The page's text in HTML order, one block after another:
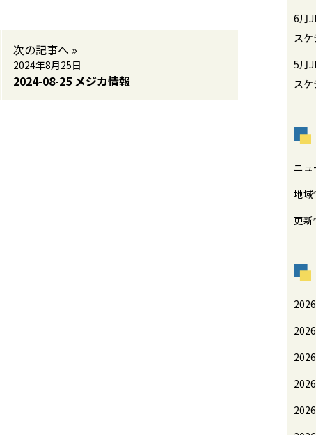
次の記事へ »
2024年8月25日
2024-08-25 メジカ情報
6月
ス
5月
ス
ニュ
地域
更新